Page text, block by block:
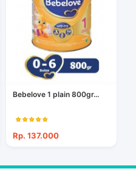
Bebelove 1 plain 800gr...
Rp. 137.000